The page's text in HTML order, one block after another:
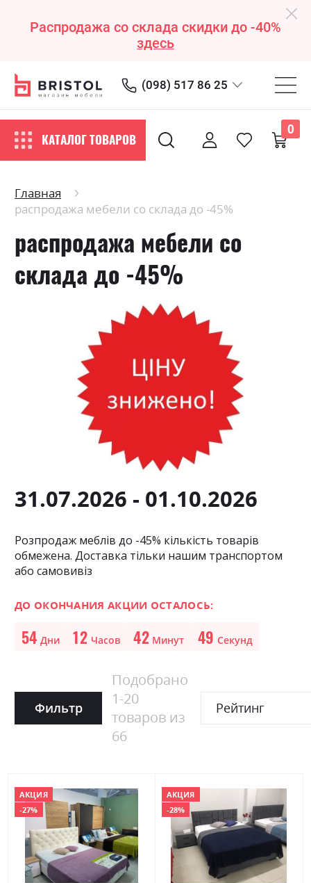
Распродажа со склада скидки до -40%
здесь
(098) 517 86 25
КАТАЛОГ ТОВАРОВ
0
Главная
распродажа мебели со склада до -45%
распродажа мебели со
склада до -45%
31.07.2026 - 01.10.2026
Розпродаж меблів до -45% кількість товарів
обмежена. Доставка тільки нашим транспортом
або самовивіз
ДО ОКОНЧАНИЯ АКЦИИ ОСТАЛОСЬ:
54 Дни 12 Часов 42 Минут 49 Секунд
Фильтр
Подобрано
1-20
товаров из
66
Рейтинг
АКЦИЯ
-27%
АКЦИЯ
-28%